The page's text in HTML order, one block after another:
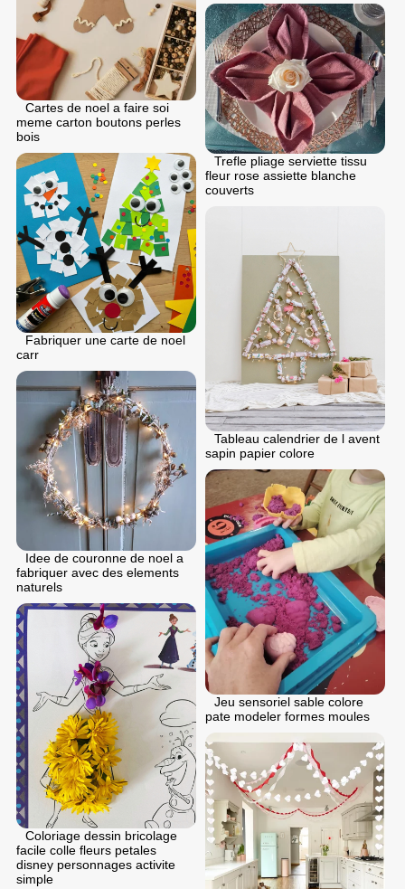
Cartes de noel a faire soi
meme carton boutons perles
bois
Trefle pliage serviette tissu
fleur rose assiette blanche
couverts
Fabriquer une carte de noel
carr
Tableau calendrier de l avent
sapin papier colore
Idee de couronne de noel a
fabriquer avec des elements
naturels
Jeu sensoriel sable colore
pate modeler formes moules
Coloriage dessin bricolage
facile colle fleurs petales
disney personnages activite
simple